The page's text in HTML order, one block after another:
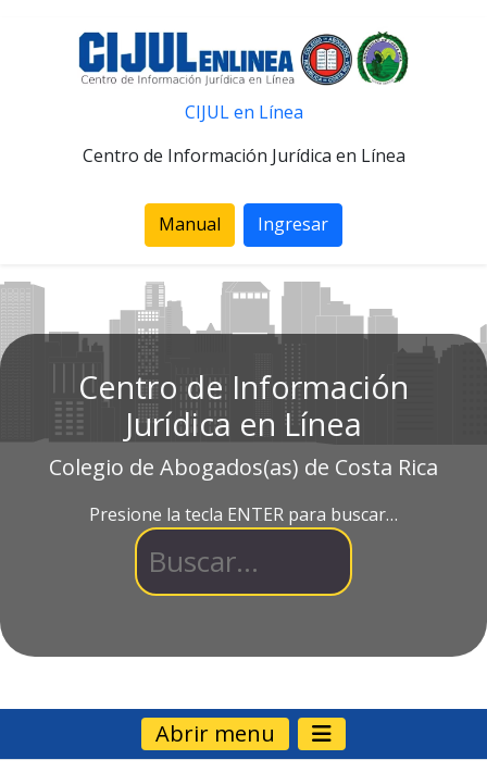
CIJUL en Línea
Centro de Información Jurídica en Línea
Manual Ingresar
Centro de Información
Jurídica en Línea
Colegio de Abogados(as) de Costa Rica
Presione la tecla ENTER para buscar…
Abrir menu